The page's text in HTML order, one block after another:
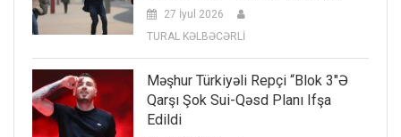
27 İyul 2026
TURAL KƏLBƏCƏRLİ
Məşhur Türkiyəli Repçi “Blok 3″ə
Qarşı Şok Sui-Qəsd Planı Ifşa
Edildi